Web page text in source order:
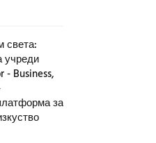
света:
учреди
- Business,
за